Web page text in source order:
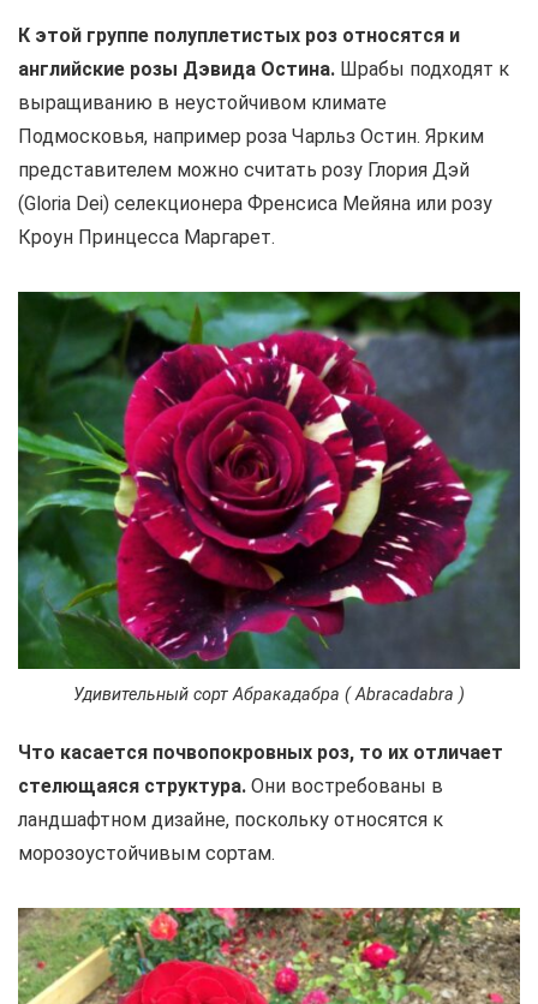
К этой группе полуплетистых роз относятся и
английские розы Дэвида Остина. Шрабы подходят к
выращиванию в неустойчивом климате
Подмосковья, например роза Чарльз Остин. Ярким
представителем можно считать розу Глория Дэй
(Gloria Dei) селекционера Френсиса Мейяна или розу
Кроун Принцесса Маргарет.
Удивительный сорт Абракадабра ( Аbracadabra )
Что касается почвопокровных роз, то их отличает
стелющаяся структура. Они востребованы в
ландшафтном дизайне, поскольку относятся к
морозоустойчивым сортам.